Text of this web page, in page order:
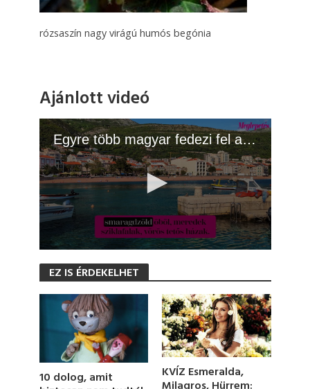
rózsaszín nagy virágú humós begónia
Ajánlott videó
Egyre több magyar fedezi fel a kristálytiszta tengerű, olcsóbb országot
s
1
m
EZ IS ÉRDEKELHET
10 dolog, amit KVÍZ Esmeralda,